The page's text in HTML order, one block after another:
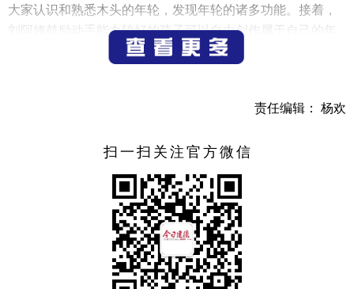
大家认识和熟悉木头的年轮，发现年轮的诸多功能。接着，
刘阿姨鼓励动手能力较好的孩子可以自由创作属于自己的年
轮画，而对于动手能力较弱的孩子，则准备好相关图片通过
活动不仅了丰富少儿们的知识，推广少儿科学知识普
的情感和创新创作能力。同时增加儿童们对森林、对自然的
促进文字交流，提高国学素养，培养读者的艺术修养和人文
责任编辑： 杨欢
扫一扫关注官方微信